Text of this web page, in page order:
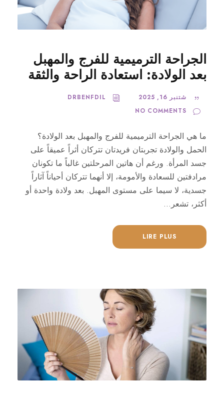
الجراحة الترميمية للفرج والمهبل
بعد الولادة: استعادة الراحة والثقة
شتنبر 16, 2025
DRBENFDIL
NO COMMENTS
ما هي الجراحة الترميمية للفرج والمهبل بعد الولادة؟
الحمل والولادة تجربتان فريدتان تتركان أثراً عميقاً على
جسد المرأة. ورغم أن هاتين المرحلتين غالباً ما تكونان
مرادفتين للسعادة والأمومة، إلا أنهما تتركان أحياناً آثاراً
جسدية، لا سيما على مستوى المهبل. بعد ولادة واحدة أو
أكثر، تشعر...
LIRE PLUS